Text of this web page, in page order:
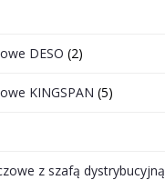
DESO (2)
KINGSPAN (5)
z szafą dystrybucyjną